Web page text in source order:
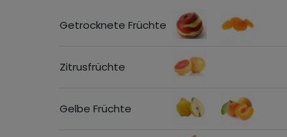
Getrocknete Früchte
Zitrusfrüchte
Gelbe Früchte